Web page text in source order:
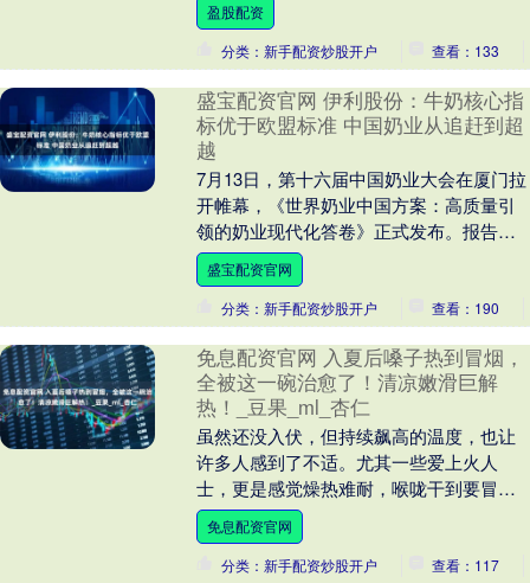
盈股配资
分类：新手配资炒股开户
查看：133
盛宝配资官网 伊利股份：牛奶核心指
标优于欧盟标准 中国奶业从追赶到超
越
7月13日，第十六届中国奶业大会在厦门拉
开帷幕，《世界奶业中国方案：高质量引
领的奶业现代化答卷》正式发布。报告用
一连串“优于”为证，宣告着中国奶业的高速
发展：中....
盛宝配资官网
分类：新手配资炒股开户
查看：190
免息配资官网 入夏后嗓子热到冒烟，
全被这一碗治愈了！清凉嫩滑巨解
热！_豆果_ml_杏仁
虽然还没入伏，但持续飙高的温度，也让
许多人感到了不适。尤其一些爱上火人
士，更是感觉燥热难耐，喉咙干到要冒
烟。 By 豆果美食达人 姜叔的日食记 今
天，豆果美食达....
免息配资官网
分类：新手配资炒股开户
查看：117